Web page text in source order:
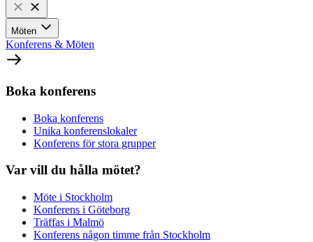
Möten
Konferens & Möten
Boka konferens
Boka konferens
Unika konferenslokaler
Konferens för stora grupper
Var vill du hålla mötet?
Möte i Stockholm
Konferens i Göteborg
Träffas i Malmö
Konferens någon timme från Stockholm